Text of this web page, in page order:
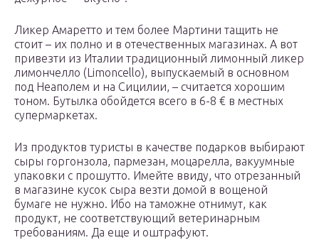
Ликер Амаретто и тем более Мартини тащить не
стоит – их полно и в отечественных магазинах. А вот
привезти из Италии традиционный лимонный ликер
лимончелло (Limoncello), выпускаемый в основном
под Неаполем и на Сицилии, – считается хорошим
тоном. Бутылка обойдется всего в 6-8 € в местных
супермаркетах.
Из продуктов туристы в качестве подарков выбирают
сыры горгонзола, пармезан, моцарелла, вакуумные
упаковки с прошутто. Имейте ввиду, что отрезанный
в магазине кусок сыра везти домой в вощеной
бумаге не нужно. Ибо на таможне отнимут, как
продукт, не соответствующий ветеринарным
требованиям. Да еще и оштрафуют.